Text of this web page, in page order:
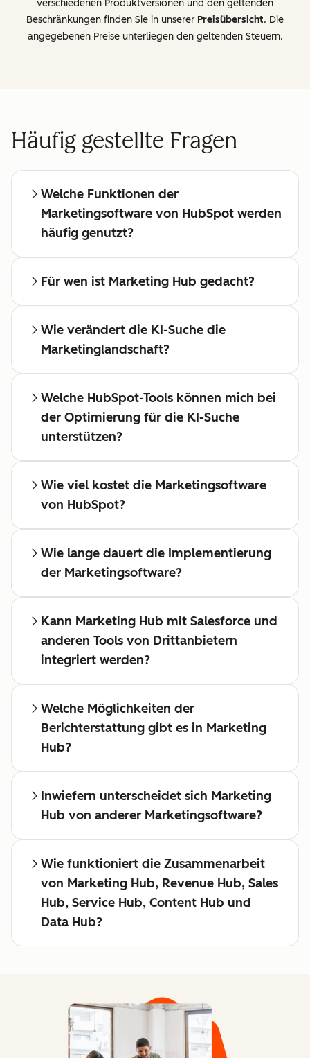
verschiedenen Produktversionen und den geltenden
Beschränkungen finden Sie in unserer Preisübersicht. Die
angegebenen Preise unterliegen den geltenden Steuern.
Häufig gestellte Fragen
Welche Funktionen der
Marketingsoftware von HubSpot werden
häufig genutzt?
Für wen ist Marketing Hub gedacht?
Wie verändert die KI-Suche die
Marketinglandschaft?
Welche HubSpot-Tools können mich bei
der Optimierung für die KI-Suche
unterstützen?
Wie viel kostet die Marketingsoftware
von HubSpot?
Wie lange dauert die Implementierung
der Marketingsoftware?
Kann Marketing Hub mit Salesforce und
anderen Tools von Drittanbietern
integriert werden?
Welche Möglichkeiten der
Berichterstattung gibt es in Marketing
Hub?
Inwiefern unterscheidet sich Marketing
Hub von anderer Marketingsoftware?
Wie funktioniert die Zusammenarbeit
von Marketing Hub, Revenue Hub, Sales
Hub, Service Hub, Content Hub und
Data Hub?